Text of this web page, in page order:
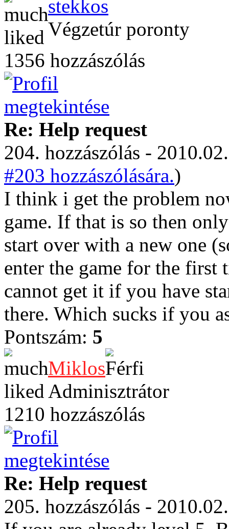
stekkos
Végzetúr poronty
1356 hozzászólás
Re: Help request
204. hozzászólás -
#203 hozzászólására.)
I think i get the problem
game. If that is so then
start over with a new one
enter the game for the first
cannot get it if you have
there. Which sucks if you
Pontszám: 5
Miklos
Adminisztrátor
1210 hozzászólás
Re: Help request
205. hozzászólás -